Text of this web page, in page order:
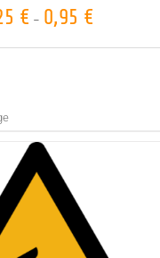
€ – 0,95 €